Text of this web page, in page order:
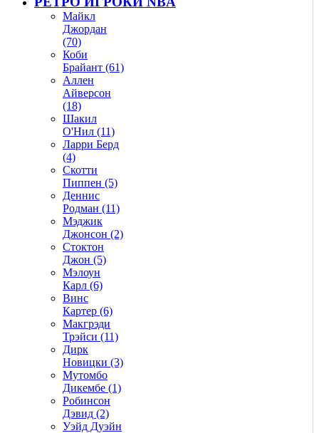
Майкл
Джордан
(70)
Коби
Брайант (61)
Аллен
Айверсон
(18)
Шакил
О'Нил (11)
Ларри Берд
(4)
Скотти
Пиппен (5)
Деннис
Родман (11)
Мэджик
Джонсон (2)
Стоктон
Джон (5)
Мэлоун
Карл (6)
Винс
Картер (6)
Макгрэди
Трэйси (11)
Дирк
Новицки (3)
Мутомбо
Дикембе (1)
Робинсон
Дэвид (2)
Уэйд Дуэйн